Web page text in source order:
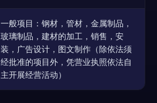
一般项目：钢材，管材，金属制品，
玻璃制品，建材的加工，销售，安
装，广告设计，图文制作（除依法须
经批准的项目外，凭营业执照依法自
主开展经营活动）